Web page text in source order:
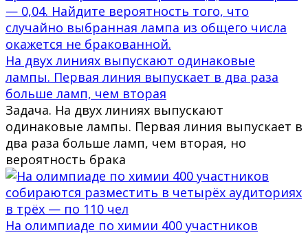
На двух линиях выпускают одинаковые
лампы. Первая линия выпускает в два раза
больше ламп, чем вторая
Задача. На двух линиях выпускают
одинаковые лампы. Первая линия выпускает в
два раза больше ламп, чем вторая, но
вероятность брака
На олимпиаде по химии 400 участников